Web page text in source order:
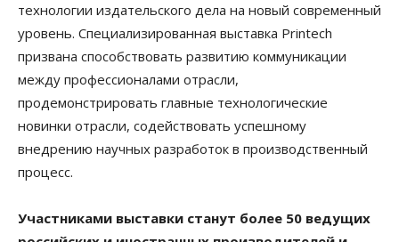
технологии издательского дела на новый современный
уровень. Специализированная выставка Printech
призвана способствовать развитию коммуникации
между профессионалами отрасли,
продемонстрировать главные технологические
новинки отрасли, содействовать успешному
внедрению научных разработок в производственный
процесс.
Участниками выставки станут более 50 ведущих